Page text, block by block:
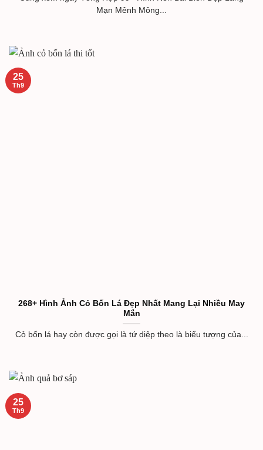
Mạn Mênh Mông...
268+ Hình Ảnh Cỏ Bốn Lá Đẹp Nhất Mang Lại Nhiều May
Mắn
Cỏ bốn lá hay còn được gọi là tứ diệp theo là biểu tượng của...
25
Th9
25
Th9